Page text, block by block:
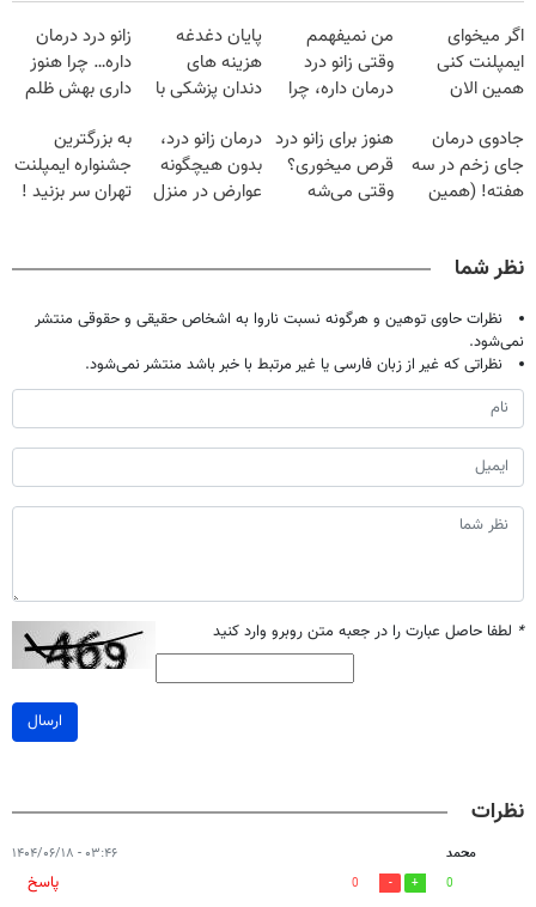
اگر میخوای
ایمپلنت کنی
همین الان
۲۵ میلیون
تومان!!!
من نمیفهمم
وقتی زانو درد
درمان داره، چرا
تحمل میکنی؟❗
پایان دغدغه
هزینه های
دندان پزشکی با
خانگی
زانو درد درمان
داره… چرا هنوز
داری بهش ظلم
جادوی درمان
جای زخم در سه
هفته! (همین
هنوز برای زانو درد
قرص میخوری؟
وقتی می‌شه
درمان زانو درد،
بدون هیچگونه
عوارض در منزل
به بزرگترین
جشنواره ایمپلنت
تهران سر بزنید !
نظر شما
نظرات حاوی توهین و هرگونه نسبت ناروا به اشخاص حقیقی و حقوقی منتشر
نمی‌شود.
نظراتی که غیر از زبان فارسی یا غیر مرتبط با خبر باشد منتشر نمی‌شود.
* لطفا حاصل عبارت را در جعبه متن روبرو وارد کنید
ارسال
نظرات
محمد ۰۳:۴۶ - ۱۴۰۴/۰۶/۱۸
0
0 پاسخ